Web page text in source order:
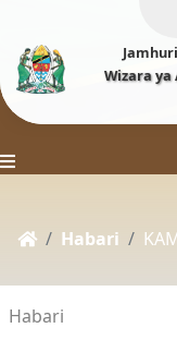
Wizara
Habari
Habari